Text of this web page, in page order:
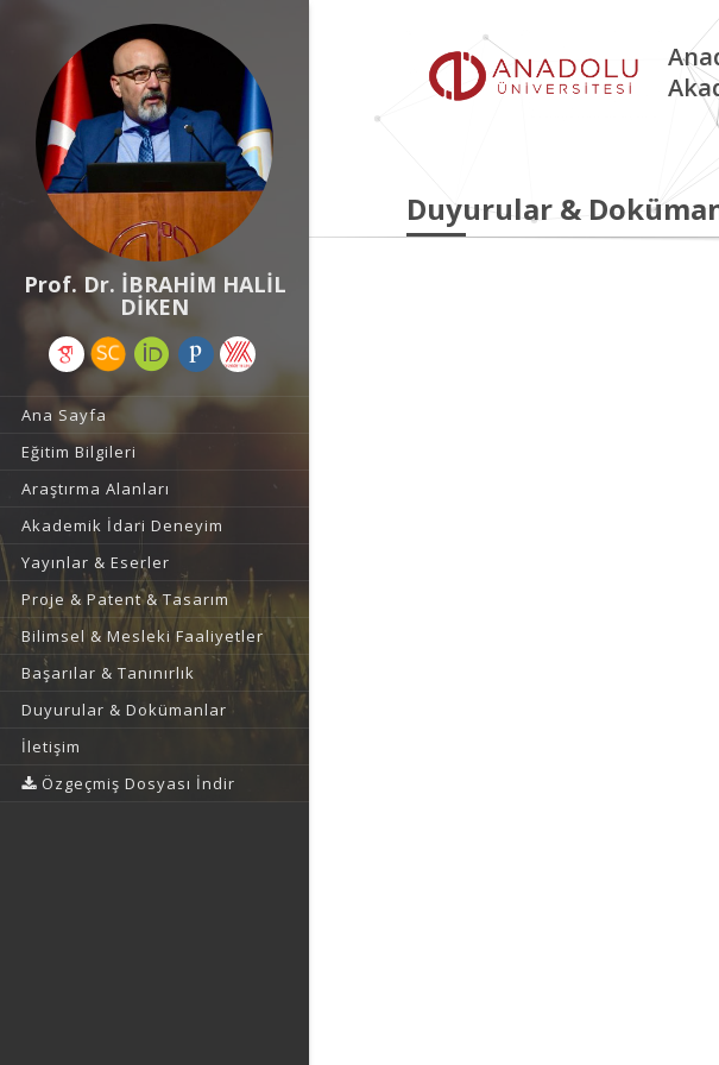
Prof. Dr. İBRAHİM HALİL
DİKEN
Ana Sayfa
Eğitim Bilgileri
Araştırma Alanları
Akademik İdari Deneyim
Yayınlar & Eserler
Proje & Patent & Tasarım
Bilimsel & Mesleki Faaliyetler
Başarılar & Tanınırlık
Duyurular & Dokümanlar
İletişim
Özgeçmiş Dosyası İndir
Duyurular &